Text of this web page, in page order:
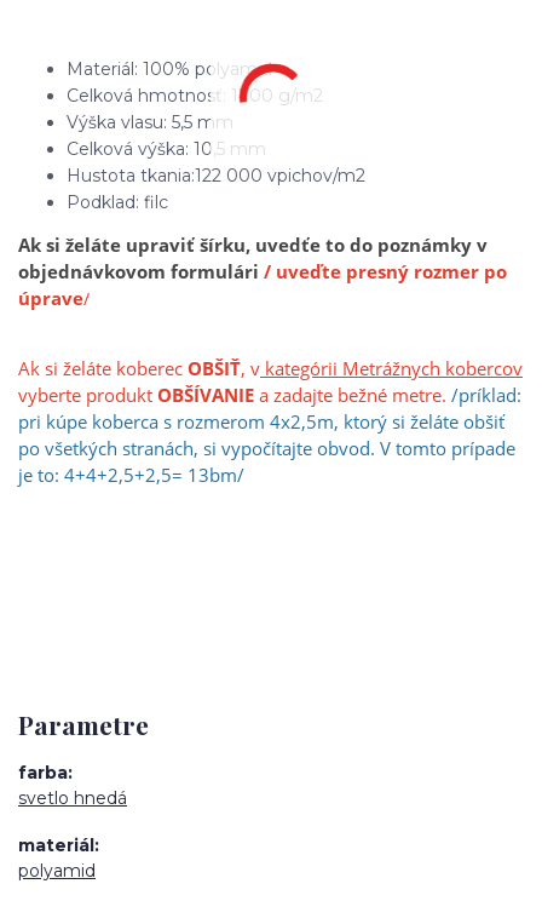
Materiál: 100% polyamid
Celková hmotnosť: 1700 g/m2
Výška vlasu: 5,5 mm
Celková výška: 10,5 mm
Hustota tkania:122 000 vpichov/m2
Podklad: filc
Ak si želáte upraviť šírku, uvedťe to do poznámky v
objednávkovom formulári / uveďte presný rozmer po
úprave/
Ak si želáte koberec OBŠIŤ, v kategórii Metrážnych kobercov
vyberte produkt OBŠÍVANIEa zadajte bežné metre. /príklad:
pri kúpe koberca s rozmerom 4x2,5m, ktorý si želáte obšiť
po všetkých stranách, si vypočítajte obvod. V tomto prípade
je to: 4+4+2,5+2,5= 13bm/
Parametre
farba
svetlo hnedá
materiál
polyamid